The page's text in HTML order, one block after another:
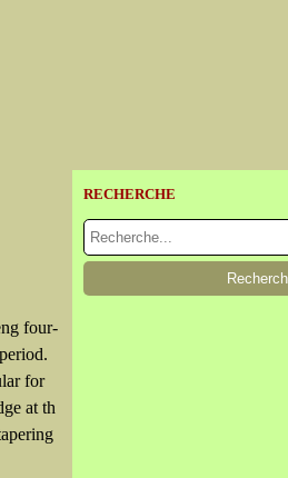
four-
for
at th
RECHERCHE